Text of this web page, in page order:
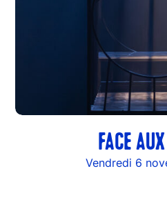
FACE
Vendredi 6